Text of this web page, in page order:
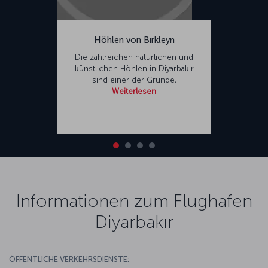
Höhlen von Bırkleyn
Die zahlreichen natürlichen und
künstlichen Höhlen in Diyarbakır
sind einer der Gründe,
Weiterlesen
Informationen zum Flughafen
Diyarbakır
ÖFFENTLICHE VERKEHRSDIENSTE: